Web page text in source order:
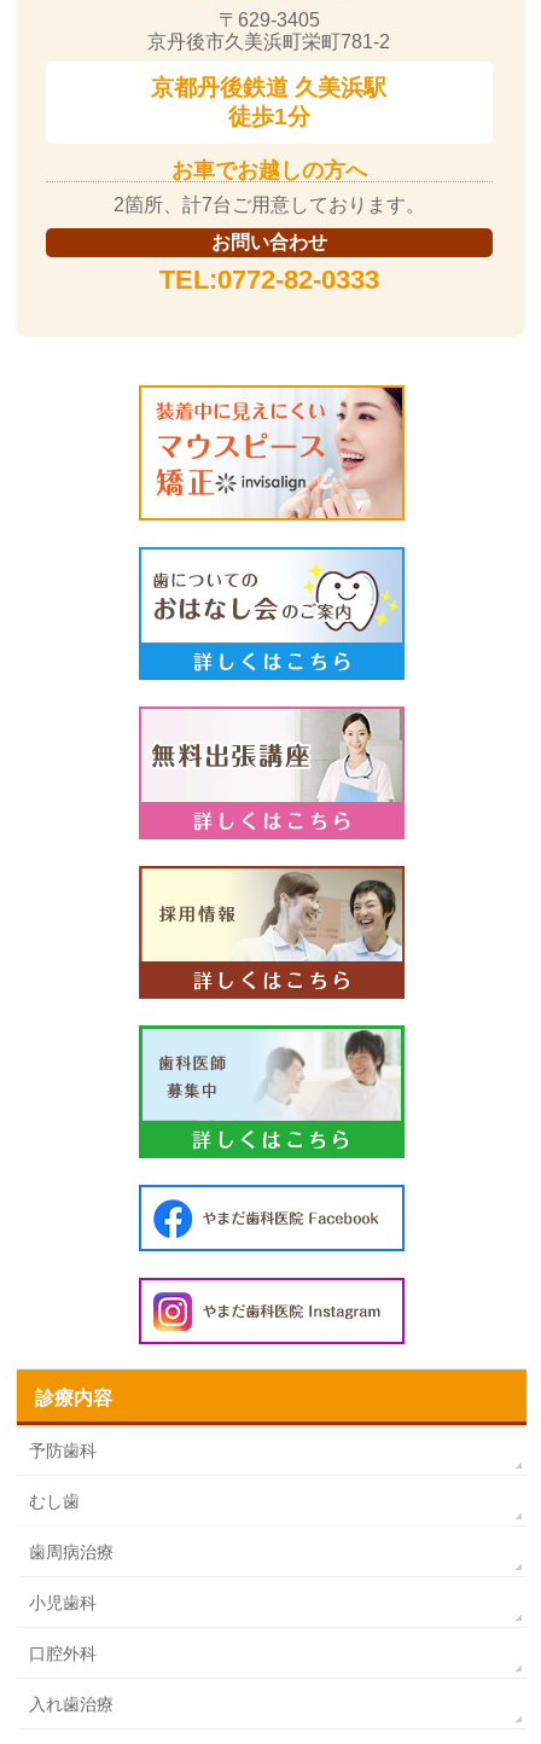
〒629-3405
京丹後市久美浜町栄町781-2
京都丹後鉄道 久美浜駅
徒歩1分
お車でお越しの方へ
2箇所、計7台ご用意しております。
お問い合わせ
TEL:0772-82-0333
診療内容
予防歯科
むし歯
歯周病治療
小児歯科
口腔外科
入れ歯治療